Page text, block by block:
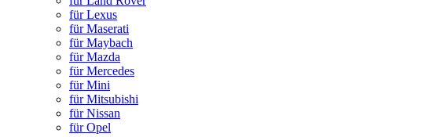
für Lexus
für Maserati
für Maybach
für Mazda
für Mercedes
für Mini
für Mitsubishi
für Nissan
für Opel